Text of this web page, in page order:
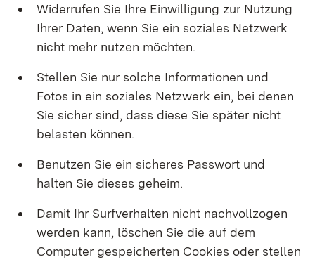
Widerrufen Sie Ihre Einwilligung zur Nutzung
Ihrer Daten, wenn Sie ein soziales Netzwerk
nicht mehr nutzen möchten.
Stellen Sie nur solche Informationen und
Fotos in ein soziales Netzwerk ein, bei denen
Sie sicher sind, dass diese Sie später nicht
belasten können.
Benutzen Sie ein sicheres Passwort und
halten Sie dieses geheim.
Damit Ihr Surfverhalten nicht nachvollzogen
werden kann, löschen Sie die auf dem
Computer gespeicherten Cookies oder stellen